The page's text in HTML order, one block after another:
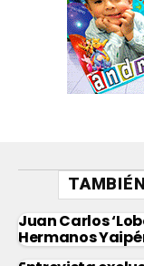
Juan Carlos
Hermanos